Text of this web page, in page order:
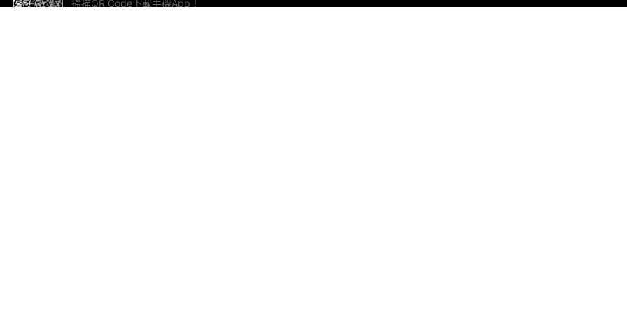
掃描QR Code下載手機App！